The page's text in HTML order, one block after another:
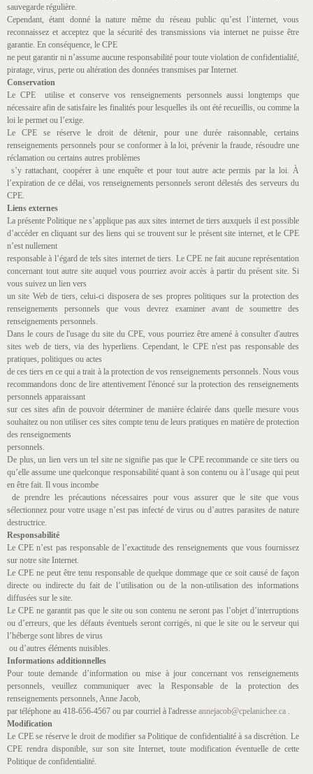
sauvegarde régulière.
Cependant, étant donné la nature même du réseau public qu’est l’internet, vous
reconnaissez et acceptez que la sécurité des transmissions via internet ne puisse être
garantie. En conséquence, le CPE
ne peut garantir ni n’assume aucune responsabilité pour toute violation de confidentialité,
piratage, virus, perte ou altération des données transmises par Internet.
Conservation
Le CPE utilise et conserve vos renseignements personnels aussi longtemps que
nécessaire afin de satisfaire les finalités pour lesquelles ils ont été recueillis, ou comme la
loi le permet ou l’exige.
Le CPE se réserve le droit de détenir, pour une durée raisonnable, certains
renseignements personnels pour se conformer à la loi, prévenir la fraude, résoudre une
réclamation ou certains autres problèmes
s’y rattachant, coopérer à une enquête et pour tout autre acte permis par la loi. À
l’expiration de ce délai, vos renseignements personnels seront délestés des serveurs du
CPE.
Liens externes
La présente Politique ne s’applique pas aux sites internet de tiers auxquels il est possible
d’accéder en cliquant sur des liens qui se trouvent sur le présent site internet, et le CPE
n’est nullement
responsable à l’égard de tels sites internet de tiers. Le CPE ne fait aucune représentation
concernant tout autre site auquel vous pourriez avoir accès à partir du présent site. Si
vous suivez un lien vers
un site Web de tiers, celui-ci disposera de ses propres politiques sur la protection des
renseignements personnels que vous devrez examiner avant de soumettre des
renseignements personnels.
Dans le cours de l'usage du site du CPE, vous pourriez être amené à consulter d'autres
sites web de tiers, via des hyperliens. Cependant, le CPE n'est pas responsable des
pratiques, politiques ou actes
de ces tiers en ce qui a trait à la protection de vos renseignements personnels. Nous vous
recommandons donc de lire attentivement l'énoncé sur la protection des renseignements
personnels apparaissant
sur ces sites afin de pouvoir déterminer de manière éclairée dans quelle mesure vous
souhaitez ou non utiliser ces sites compte tenu de leurs pratiques en matière de protection
des renseignements
personnels.
De plus, un lien vers un tel site ne signifie pas que le CPE recommande ce site tiers ou
qu’elle assume une quelconque responsabilité quant à son contenu ou à l’usage qui peut
en être fait. Il vous incombe
de prendre les précautions nécessaires pour vous assurer que le site que vous
sélectionnez pour votre usage n’est pas infecté de virus ou d’autres parasites de nature
destructrice.
Responsabilité
Le CPE n’est pas responsable de l’exactitude des renseignements que vous fournissez
sur notre site Internet.
Le CPE ne peut être tenu responsable de quelque dommage que ce soit causé de façon
directe ou indirecte du fait de l’utilisation ou de la non-utilisation des informations
diffusées sur le site.
Le CPE ne garantit pas que le site ou son contenu ne seront pas l’objet d’interruptions
ou d’erreurs, que les défauts éventuels seront corrigés, ni que le site ou le serveur qui
l’héberge sont libres de virus
ou d’autres éléments nuisibles.
Informations additionnelles
Pour toute demande d’information ou mise à jour concernant vos renseignements
personnels, veuillez communiquer avec la Responsable de la protection des
renseignements personnels, Anne Jacob,
par téléphone au 418-656-4567 ou par courriel à l'adresse annejacob@cpelanichee.ca .
Modification
Le CPE se réserve le droit de modifier sa Politique de confidentialité à sa discrétion. Le
CPE rendra disponible, sur son site Internet, toute modification éventuelle de cette
Politique de confidentialité.